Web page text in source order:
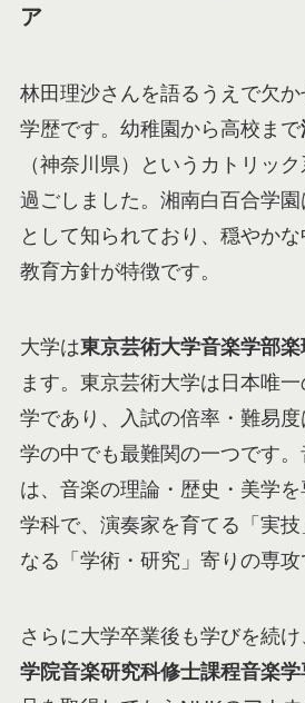
ア
林田理沙さんを語るうえで欠
学歴です。幼稚園から高校まで
（神奈川県）というカトリッ
過ごしました。湘南白百合学
として知られており、穏やか
教育方針が特徴です。
大学は東京芸術大学音楽学部楽
ます。東京芸術大学は日本唯
学であり、入試の倍率・難易
学の中でも最難関の一つです
は、音楽の理論・歴史・美学
学科で、演奏家を育てる「実
なる「学術・研究」寄りの専攻
さらに大学卒業後も学びを続け
学院音楽研究科修士課程音楽学